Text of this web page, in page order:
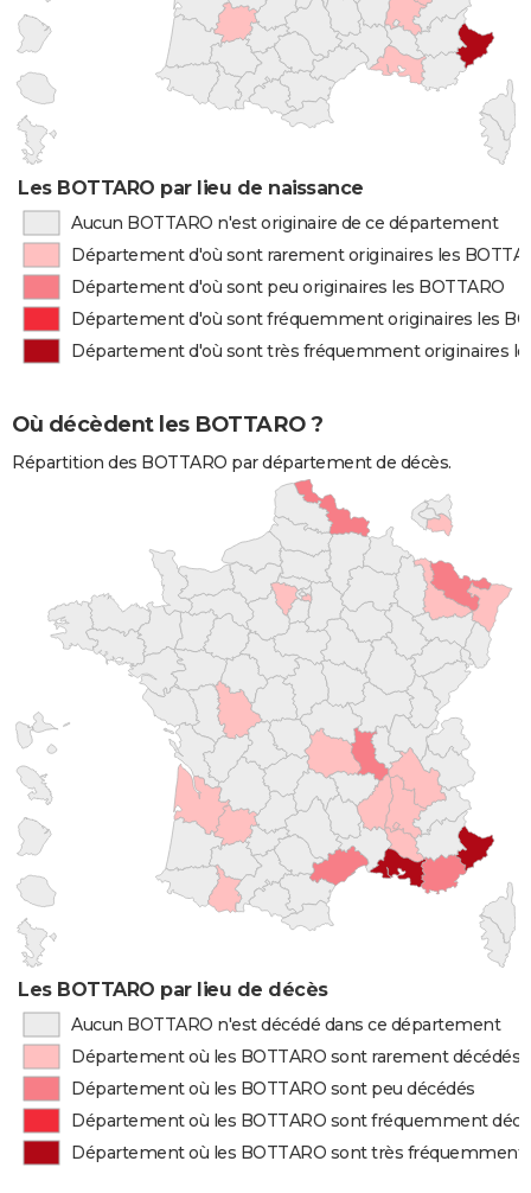
Les BOTTARO par lieu de naissance
Aucun BOTTARO n'est originaire de ce département
Département d'où sont rarement originaires les
Département d'où sont peu originaires les BOTTARO
Département d'où sont fréquemment originaires les
Département d'où sont très fréquemment originaires
Où décèdent les BOTTARO ?
Répartition des BOTTARO par département de décès.
Les BOTTARO par lieu de décès
Aucun BOTTARO n'est décédé dans ce département
Département où les BOTTARO sont rarement décédés
Département où les BOTTARO sont peu décédés
Département où les BOTTARO sont fréquemment
Département où les BOTTARO sont très fréquemment